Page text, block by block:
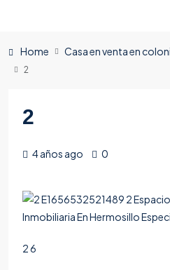
Home Casa en venta en
2
2
4 años ago 0
2 6